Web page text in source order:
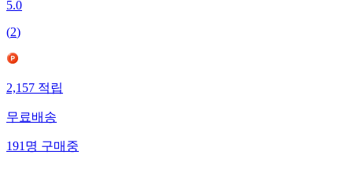
5.0
(2)
2,157적립
무료배송
191명구매중